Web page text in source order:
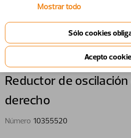
10355520 - Reductor
del eje, derecho
Reductor de oscilación
derecho
Número 10355520
Mostrar todo